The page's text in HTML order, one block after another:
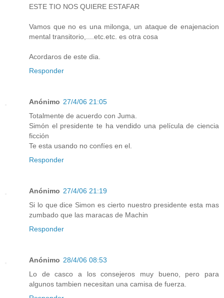
ESTE TIO NOS QUIERE ESTAFAR
Vamos que no es una milonga, un ataque de enajenacion
mental transitorio,....etc.etc. es otra cosa
Acordaros de este dia.
Responder
Anónimo 27/4/06 21:05
Totalmente de acuerdo con Juma.
Simón el presidente te ha vendido una película de ciencia
ficción
Te esta usando no confíes en el.
Responder
Anónimo 27/4/06 21:19
Si lo que dice Simon es cierto nuestro presidente esta mas
zumbado que las maracas de Machin
Responder
Anónimo 28/4/06 08:53
Lo de casco a los consejeros muy bueno, pero para
algunos tambien necesitan una camisa de fuerza.